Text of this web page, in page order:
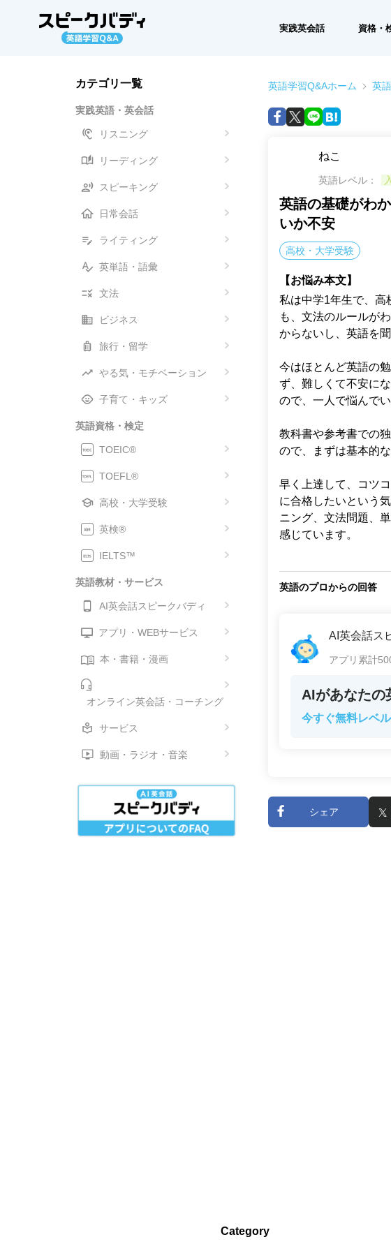
実践英会話 資格・
カテゴリ一覧
実践英語・英会話
リスニング
リーディング
スピーキング
日常会話
ライティング
英単語・語彙
文法
ビジネス
旅行・留学
やる気・モチベーション
子育て・キッズ
英語資格・検定
TOEIC®
TOEFL®
高校・大学受験
英検®
IELTS™
英語教材・サービス
AI英会話スピークバディ
アプリ・WEBサービス
本・書籍・漫画
オンライン英会話・コーチング
サービス
動画・ラジオ・音楽
英語学習Q&Aホーム 英
ねこ
英語レベル：
英語の基礎がわ
いか不安
高校・大学受験
【お悩み本文】
私は中学1年生で、高
も、文法のルールが
からないし、英語を
今はほとんど英語の
ず、難しくて不安に
ので、一人で悩んでい
教科書や参考書での
ので、まずは基本的
早く上達して、コツ
に合格したいという
ニング、文法問題、
感じています。
英語のプロからの回答
AI英会話ス
アプリ累計
AIがあなたの
今すぐ無料レベ
シェア
Category